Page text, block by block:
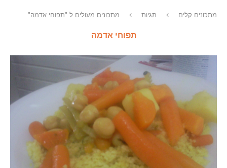
מתכונים קלים תגיות מתכונים מעולים ל "תפוחי אדמה"
תפוחי אדמה